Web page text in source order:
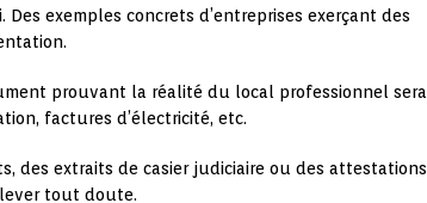
exemples concrets d’entreprises exerçant des
prouvant la réalité du local professionnel sera
factures d’électricité, etc.
des extraits de casier judiciaire ou des attestations
tout doute.